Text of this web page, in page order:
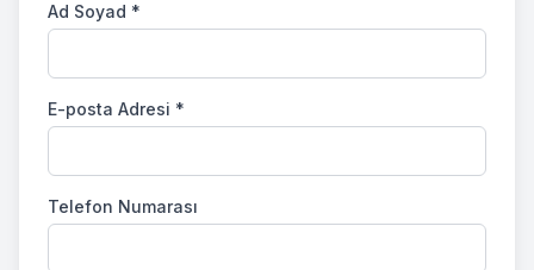
Ad Soyad *
E-posta Adresi *
Telefon Numarası